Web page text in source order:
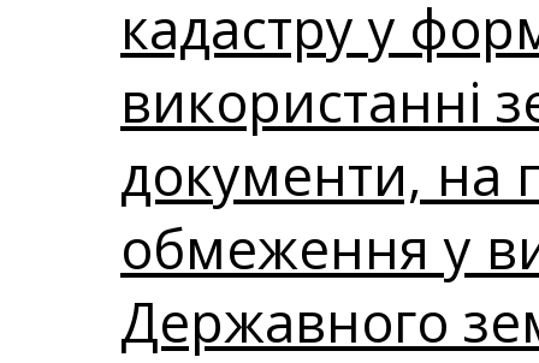
кадастру у
використанні
документи, на
обмеження у
Державного